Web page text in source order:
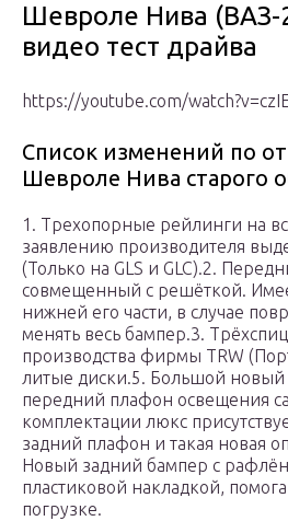
Шевроле Нива
видео тест драйва
https://youtube.com/
Список изменений по
Шевроле Нива старого
1. Трехопорные рейлинги на
заявлению производителя
(Только на GLS и GLC).2.
совмещенный с решёткой.
нижней его части, в случае
менять весь бампер.3.
производства фирмы TRW
литые диски.5. Большой
передний плафон освещения
комплектации люкс
задний плафон и такая новая
Новый задний бампер с
пластиковой накладкой,
погрузке.